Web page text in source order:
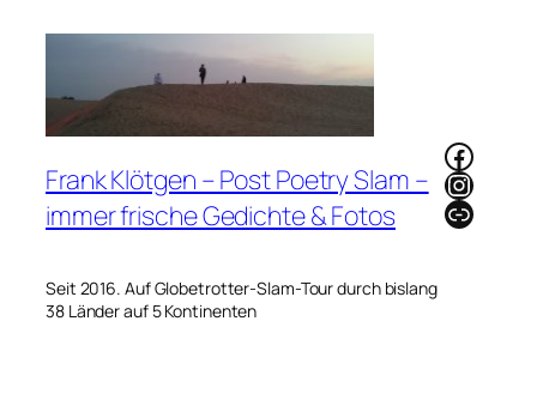
Frank Klötgen – Post Poetry Slam –
immer frische Gedichte & Fotos
Seit 2016. Auf Globetrotter-Slam-Tour durch bislang
38 Länder auf 5 Kontinenten
Link